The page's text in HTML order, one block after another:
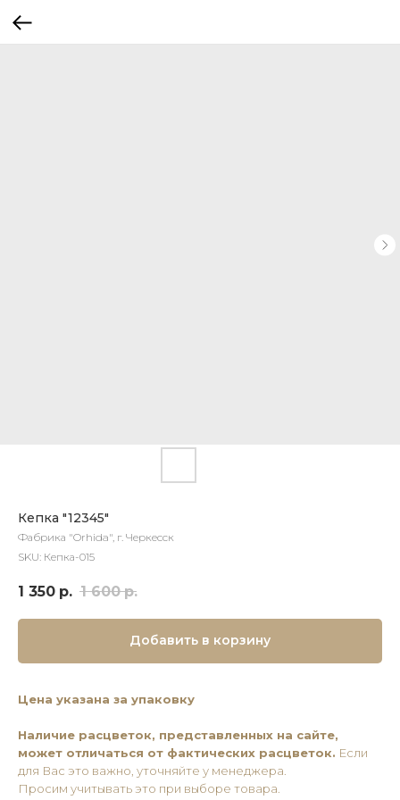
Кепка "12345"
Фабрика "Orhida", г. Черкесск
SKU: Кепка-015
1 350 р. 1 600 р.
Добавить в корзину
Цена указана за упаковку
Наличие расцветок, представленных на сайте,
может отличаться от фактических расцветок. Если
для Вас это важно, уточняйте у менеджера.
Просим учитывать это при выборе товара.